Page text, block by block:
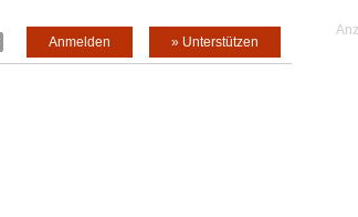
» Unterstützen
Anmelden